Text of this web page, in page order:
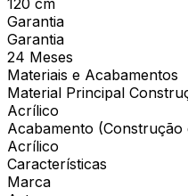
Garantia
Garantia
24 Meses
Materiais e Acabamentos
Material Principal
Acrílico
Acabamento (Construção
Acrílico
Características
Marca